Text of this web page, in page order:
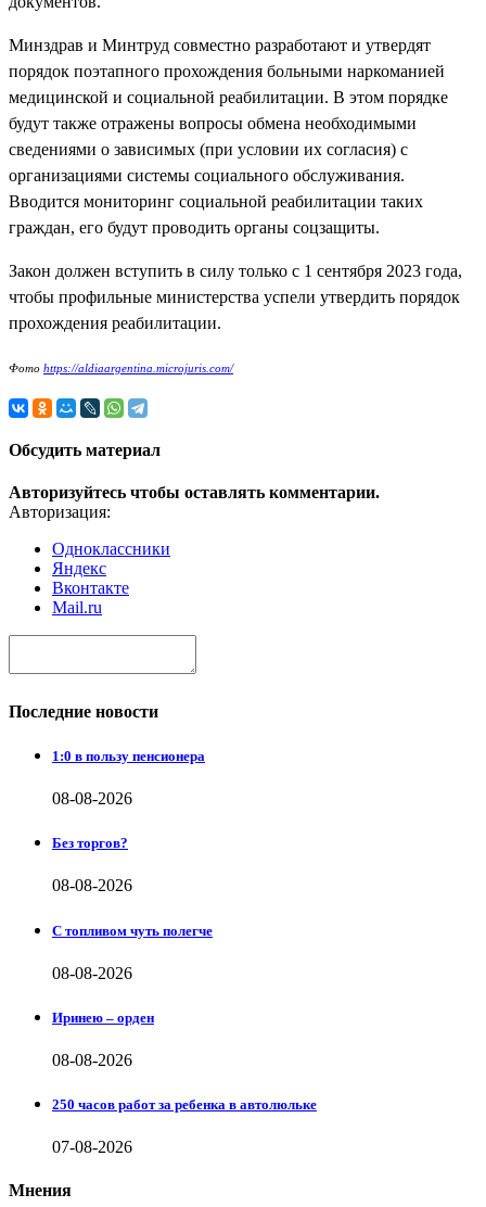
Минздрав и Минтруд совместно разработают и утвердят
порядок поэтапного прохождения больными наркоманией
медицинской и социальной реабилитации. В этом порядке
будут также отражены вопросы обмена необходимыми
сведениями о зависимых (при условии их согласия) с
организациями системы социального обслуживания.
Вводится мониторинг социальной реабилитации таких
граждан, его будут проводить органы соцзащиты.
Закон должен вступить в силу только с 1 сентября 2023 года,
чтобы профильные министерства успели утвердить порядок
прохождения реабилитации.
Фото https://aldiaargentina.microjuris.com/
Обсудить материал
Авторизуйтесь чтобы оставлять комментарии.
Авторизация:
Одноклассники
Яндекс
Вконтакте
Mail.ru
Последние новости
1:0 в пользу пенсионера
08-08-2026
Без торгов?
08-08-2026
С топливом чуть полегче
08-08-2026
Иринею – орден
08-08-2026
250 часов работ за ребенка в автолюльке
07-08-2026
Мнения